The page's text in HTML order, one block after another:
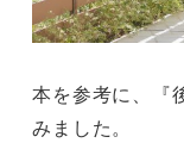
本を参考に、『
みました。